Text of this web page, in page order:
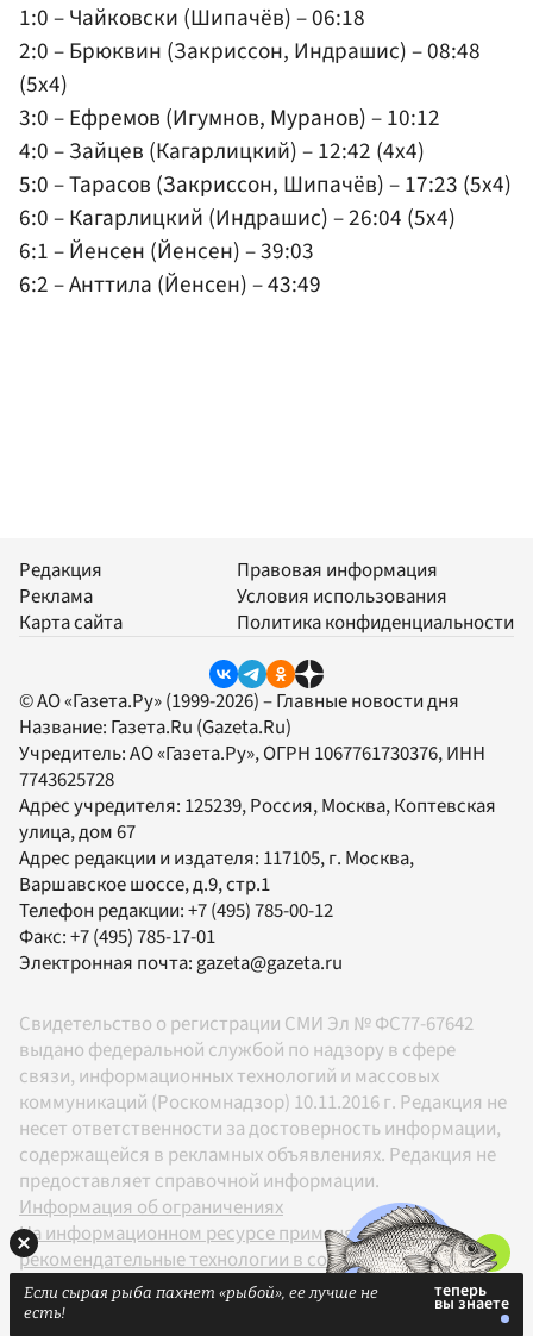
1:0 – Чайковски (Шипачёв) – 06:18
2:0 – Брюквин (Закриссон, Индрашис) – 08:48
(5x4)
3:0 – Ефремов (Игумнов, Муранов) – 10:12
4:0 – Зайцев (Кагарлицкий) – 12:42 (4x4)
5:0 – Тарасов (Закриссон, Шипачёв) – 17:23 (5x4)
6:0 – Кагарлицкий (Индрашис) – 26:04 (5x4)
6:1 – Йенсен (Йенсен) – 39:03
6:2 – Анттила (Йенсен) – 43:49
Редакция
Реклама
Карта сайта
Правовая информация
Условия использования
Политика конфиденциальности
© АО «Газета.Ру» (1999-2026) – Главные новости дня
Название: Газета.Ru (Gazeta.Ru)
Учредитель:АО «Газета.Ру», ОГРН 1067761730376, ИНН
7743625728
Адрес учредителя: 125239, Россия, Москва, Коптевская
улица, дом 67
Адрес редакции и издателя: 117105, г. Москва,
Варшавское шоссе, д.9, стр.1
Телефон редакции:+7 (495) 785-00-12
Факс:+7 (495) 785-17-01
Электронная почта: gazeta@gazeta.ru
Свидетельство о регистрации СМИ Эл № ФС77-67642
выдано федеральной службой по надзору в сфере
связи, информационных технологий и массовых
коммуникаций (Роскомнадзор) 10.11.2016 г. Редакция не
несет ответственности за достоверность информации,
содержащейся в рекламных объявлениях. Редакция не
предоставляет справочной информации.
Информация об ограничениях
На информационном ресурсе применяются
рекомендательные технологии в соответствии с
Правилами
Если сырая рыба пахнет «рыбой», ее лучше не
есть!